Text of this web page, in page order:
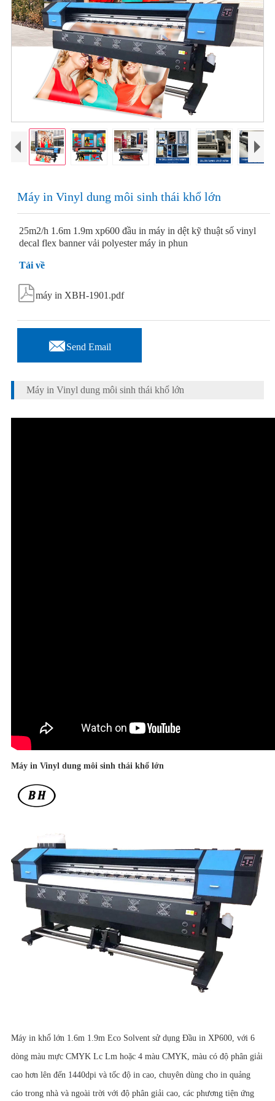
Máy in Vinyl dung môi sinh thái khổ lớn
25m2/h 1.6m 1.9m xp600 đầu in máy in dệt kỹ thuật số vinyl
decal flex banner vải polyester máy in phun
Tải về
máy in XBH-1901.pdf
Send Email
Máy in Vinyl dung môi sinh thái khổ lớn
Máy in Vinyl dung môi sinh thái khổ lớn
Máy in khổ lớn 1.6m 1.9m Eco Solvent sử dụng Đầu in XP600, với 6
dòng màu mực CMYK Lc Lm hoặc 4 màu CMYK, màu có độ phân giải
cao hơn lên đến 1440dpi và tốc độ in cao, chuyên dùng cho in quảng
cáo trong nhà và ngoài trời với độ phân giải cao, các phương tiện ứng